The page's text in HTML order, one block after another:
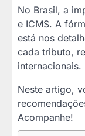
No Brasil, a
e ICMS. A
está nos
cada tributo,
internacionais.
Neste artigo,
Acompanhe!